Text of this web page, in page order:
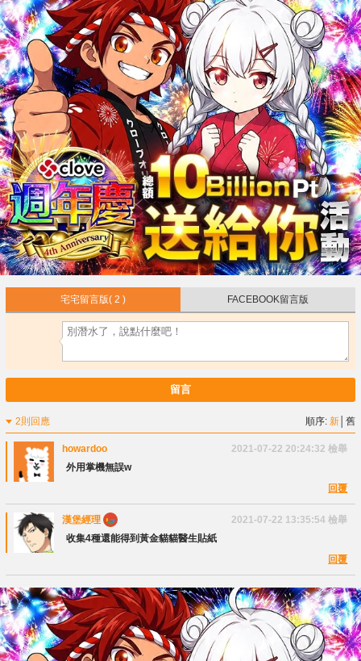
宅宅留言版( 2 ) FACEBOOK留言版
留言
2則回應 順序:新 │舊
howardoo 2021-07-22 20:24:32 檢舉
外用掌機無誤w
回覆
漢堡經理 2021-07-22 13:35:54 檢舉
收集4種還能得到黃金貓貓醫生貼紙
回覆